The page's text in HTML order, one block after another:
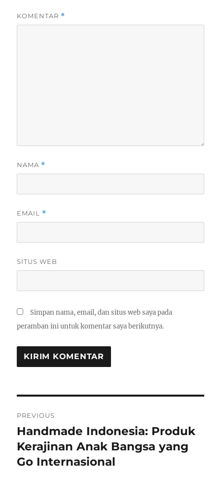
KOMENTAR *
NAMA *
EMAIL *
SITUS WEB
Simpan nama, email, dan situs web saya pada
peramban ini untuk komentar saya berikutnya.
pos
PREVIOUS
Previous
post:
Handmade Indonesia: Produk
Kerajinan Anak Bangsa yang
Go Internasional